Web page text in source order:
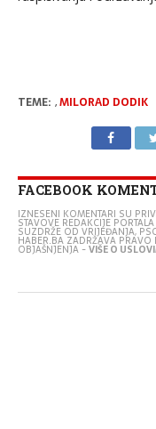
TEME: ,MILORAD DODIK
FACEBOOK
IZNESENI KOMENTARI SU
STAVOVE REDAKCIJE
SUZDRŽE OD VRIJEĐANJA,
HABER.BA ZADRŽAVA PRAVO
OBJAŠNJENJA -VIŠE O